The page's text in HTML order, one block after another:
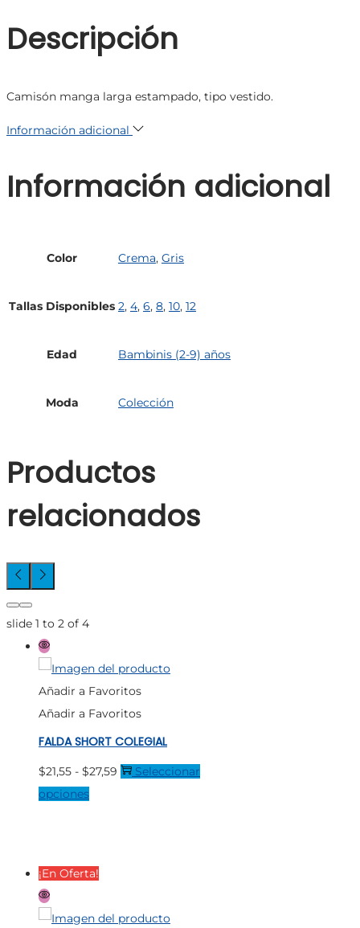
Descripción
Camisón manga larga estampado, tipo vestido.
Información adicional
Información adicional
Color Crema, Gris
Tallas Disponibles 2, 4, 6, 8, 10, 12
Edad Bambinis (2-9) años
Moda Colección
Productos
relacionados
slide 1 to 2 of 4
Añadir a Favoritos
Añadir a Favoritos
FALDA SHORT COLEGIAL
$21,55 - $27,59 RangoSeleccionar
opcionesEste
variantes.
¡En Oferta!